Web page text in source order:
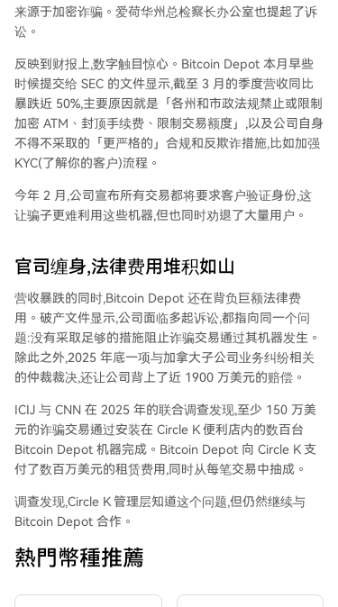
来源于加密诈骗。爱荷华州总检察长办公室也提起了诉
讼。
反映到财报上,数字触目惊心。Bitcoin Depot 本月早些
时候提交给 SEC 的文件显示,截至 3 月的季度营收同比
暴跌近 50%,主要原因就是「各州和市政法规禁止或限制
加密 ATM、封顶手续费、限制交易额度」,以及公司自身
不得不采取的「更严格的」合规和反欺诈措施,比如加强
KYC(了解你的客户)流程。
今年 2 月,公司宣布所有交易都将要求客户验证身份,这
让骗子更难利用这些机器,但也同时劝退了大量用户。
官司缠身,法律费用堆积如山
营收暴跌的同时,Bitcoin Depot 还在背负巨额法律费
用。破产文件显示,公司面临多起诉讼,都指向同一个问
题:没有采取足够的措施阻止诈骗交易通过其机器发生。
除此之外,2025 年底一项与加拿大子公司业务纠纷相关
的仲裁裁决,还让公司背上了近 1900 万美元的赔偿。
ICIJ 与 CNN 在 2025 年的联合调查发现,至少 150 万美
元的诈骗交易通过安装在 Circle K 便利店内的数百台
Bitcoin Depot 机器完成。Bitcoin Depot 向 Circle K 支
付了数百万美元的租赁费用,同时从每笔交易中抽成。
调查发现,Circle K 管理层知道这个问题,但仍然继续与
Bitcoin Depot 合作。
熱門幣種推薦